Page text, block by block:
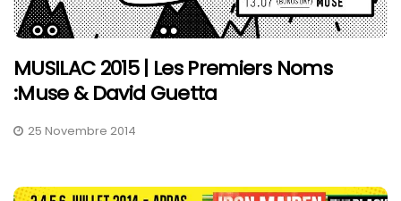
MUSILAC 2015 | Les Premiers Noms
:Muse & David Guetta
25 Novembre 2014